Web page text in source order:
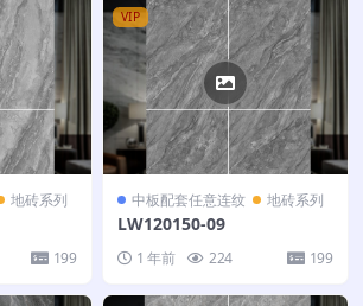
地砖系列
199
VIP
中板配套任意连纹 地砖系列
LW120150-09
1 年前 224 199